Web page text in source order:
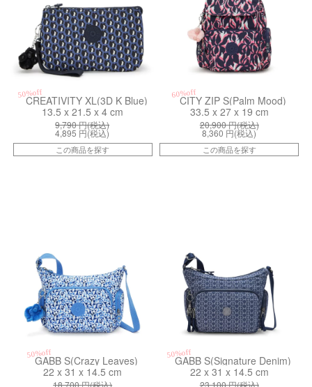
50%off
CREATIVITY XL(3D K Blue)
13.5 x 21.5 x 4 cm
9,790円(税込)
4,895 円(税込)
この商品を探す
60%off
CITY ZIP S(Palm Mood)
33.5 x 27 x 19 cm
20,900円(税込)
8,360 円(税込)
この商品を探す
50%off
GABB S(Crazy Leaves)
22 x 31 x 14.5 cm
50%off
GABB S(Signature Denim)
22 x 31 x 14.5 cm